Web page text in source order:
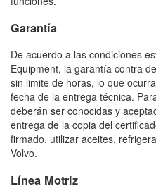
Garantía
De acuerdo a las condiciones
Equipment, la garantía contra
sin limite de horas, lo que
fecha de la entrega técnica.
deberán ser conocidas y
entrega de la copia del
firmado, utilizar aceites,
Volvo.
Línea Motriz